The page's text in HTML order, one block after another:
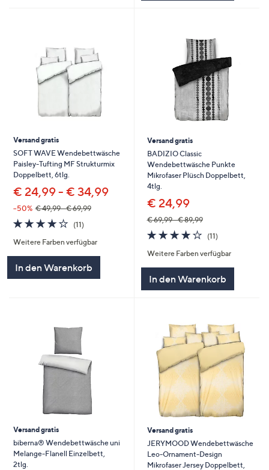
Versand gratis
SOFT WAVE Wendebettwäsche
Paisley-Tufting MF Strukturmix
Doppelbett, 6tlg.
€ 24,99 - € 34,99
--50% € 49,99 - € 69,99
4.2
von
5
(11)
Weitere Farben verfügbar
In den Warenkorb
Versand gratis
BADIZIO Classic
Wendebettwäsche Punkte
Mikrofaser Plüsch Doppelbett,
4tlg.
€ 24,99
€ 69,99 - € 89,99
4.2
von
5
(11)
Weitere Farben verfügbar
In den Warenkorb
Versand gratis
biberna® Wendebettwäsche uni
Melange-Flanell Einzelbett,
2tlg.
Versand gratis
JERYMOOD Wendebettwäsche
Leo-Ornament-Design
Mikrofaser Jersey Doppelbett,